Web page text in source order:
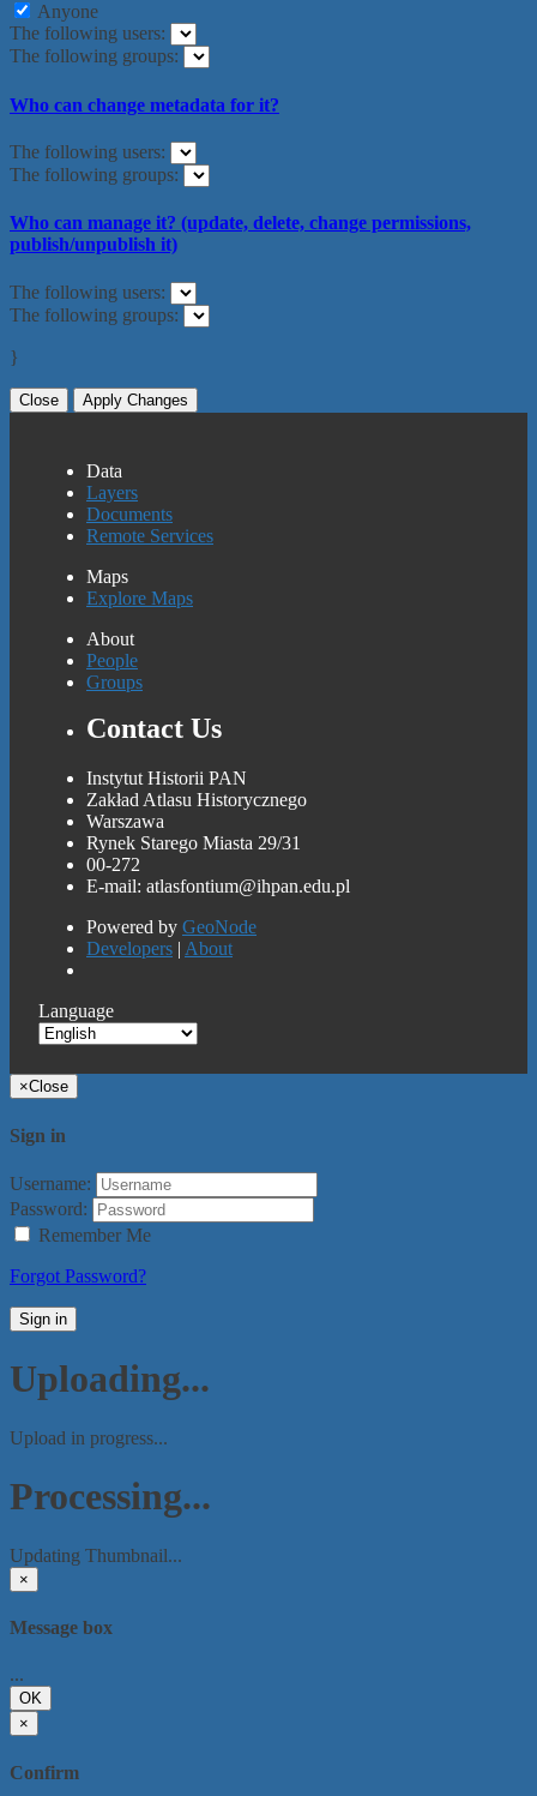
Anyone
The following users:
The following groups:
Who can change metadata for it?
The following users:
The following groups:
Who can manage it? (update, delete, change permissions,
publish/unpublish it)
The following users:
The following groups:
}
Close Apply Changes
Data
Layers
Documents
Remote Services
Maps
Explore Maps
About
People
Groups
Contact Us
Instytut Historii PAN
Zakład Atlasu Historycznego
Warszawa
Rynek Starego Miasta 29/31
00-272
E-mail: atlasfontium@ihpan.edu.pl
Powered by GeoNode
Developers About
Language
×Close
Sign in
Username:
Password:
Remember Me
Forgot Password?
Sign in
Uploading...
Upload in progress...
Processing...
Updating Thumbnail...
×
Message box
...
OK
×
Confirm